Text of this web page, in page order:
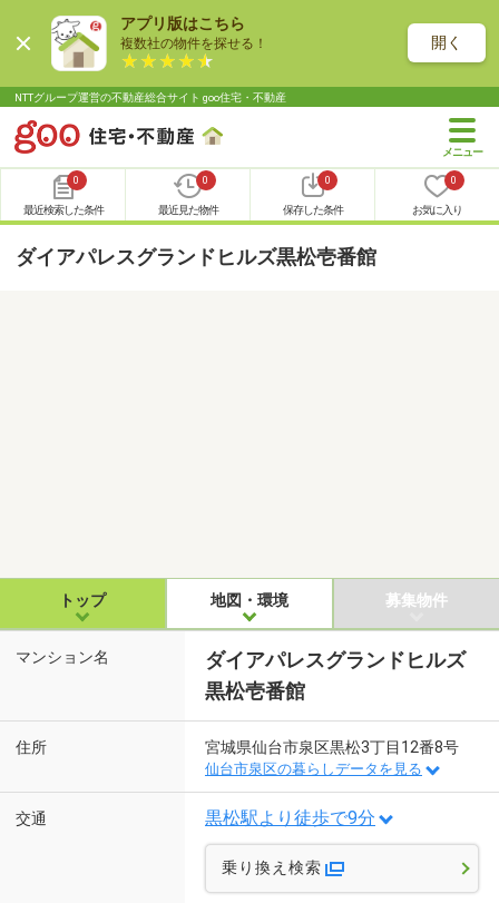
アプリ版はこちら
複数社の物件を探せる！ 開く
NTTグループ運営の不動産総合サイト goo住宅・不動産
0
最近検索した条件
0
最近見た物件
0
保存した条件
0
お気に入り
ダイアパレスグランドヒルズ黒松壱番館
トップ 地図・環境 募集物件
マンション名
ダイアパレスグランドヒルズ
黒松壱番館
住所 宮城県仙台市泉区黒松3丁目12番8号
仙台市泉区の暮らしデータを見る
交通 黒松駅より徒歩で9分
乗り換え検索